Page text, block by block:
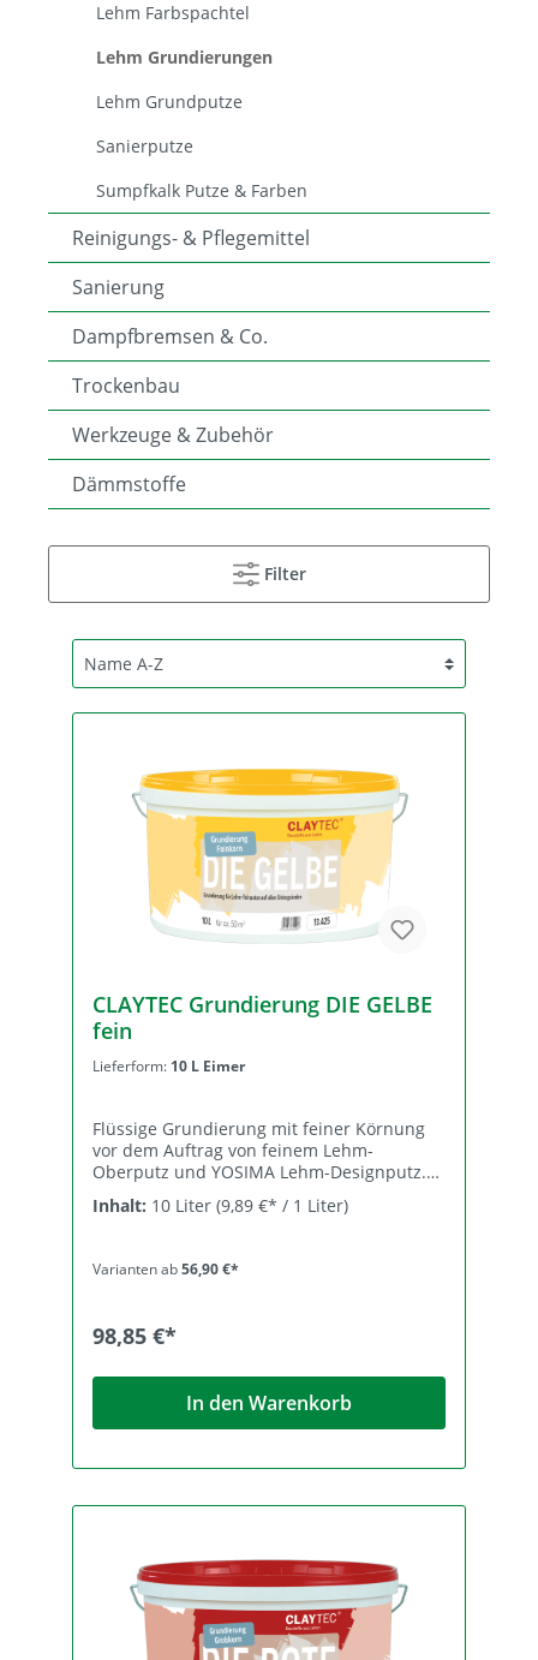
Lehm Farbspachtel
Lehm Grundierungen
Lehm Grundputze
Sanierputze
Sumpfkalk Putze & Farben
Reinigungs- & Pflegemittel
Sanierung
Dampfbremsen & Co.
Trockenbau
Werkzeuge & Zubehör
Dämmstoffe
Filter
CLAYTEC Grundierung DIE GELBE
fein
Lieferform: 10 L Eimer
Flüssige Grundierung mit feiner Körnung
vor dem Auftrag von feinem Lehm-
Oberputz und YOSIMA Lehm-Designputz.
Die GELBE sorgt für feinkörnige Griffigkeit,
mindert und egalisiert die Saugfähigkeit
Bauplatten vor Nässe aus dem
Lehmputzauftrag. Zusammensetzung
Dispersion < 5% (Verbesserung der
Haftungseigenschaften und
Cellulosefasern, Methylcellulose, Xanthan.
Körnung 0-1 mm Lieferformen,
Ergiebigkeit Art.-Nr. 13.425 10 l-Eimer, 24
13.420 5 l-Eimer, 56 Eimer/Pal, ﬂüssig, für
möglich. Angebrochene Gebinde wieder
fest verschließen. Aufbereitung In der
Regel unverdünnt gründlich aufquirlen,
eine Wasserzugabe bis 5% ist möglich.
Verarbeitung Der Auftrag erfolgt satt
Inhalt: 10 Liter (9,89 €* / 1 Liter)
Varianten ab56,90 €*
98,85 €*
In den Warenkorb